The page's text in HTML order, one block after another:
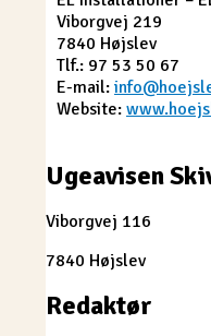
Viborgvej 219
7840 Højslev
Tlf.: 97 53 50 67
E-mail:
Website:
Ugeavisen
Viborgvej 116
7840 Højslev
Redaktør